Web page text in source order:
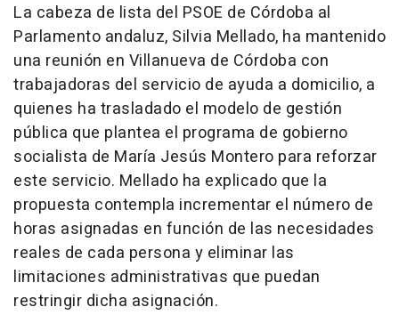
La cabeza de lista del PSOE de Córdoba al
Parlamento andaluz, Silvia Mellado, ha mantenido
una reunión en Villanueva de Córdoba con
trabajadoras del servicio de ayuda a domicilio, a
quienes ha trasladado el modelo de gestión
pública que plantea el programa de gobierno
socialista de María Jesús Montero para reforzar
este servicio. Mellado ha explicado que la
propuesta contempla incrementar el número de
horas asignadas en función de las necesidades
reales de cada persona y eliminar las
limitaciones administrativas que puedan
restringir dicha asignación.